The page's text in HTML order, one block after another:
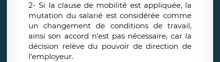
2- Si la clause de mobilité est appliquée, la
mutation du salarié est considérée comme
un changement de conditions de travail,
ainsi son accord n'est pas nécessaire, car la
décision relève du pouvoir de direction de
l'employeur.